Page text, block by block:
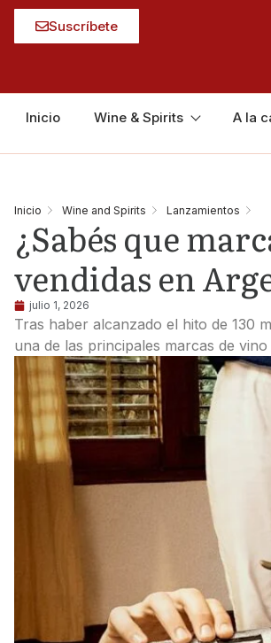
Suscríbete
Inicio Wine & Spirits A la
Inicio Wine and Spirits Lanzamientos
¿Sabés que
vendidas en
julio 1, 2026
Tras haber alcanzado el hito de 130
una de las principales marcas de